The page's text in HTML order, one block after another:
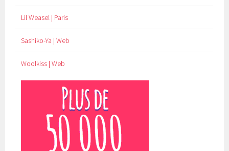
Lil Weasel | Paris
Sashiko-Ya | Web
Woolkiss | Web